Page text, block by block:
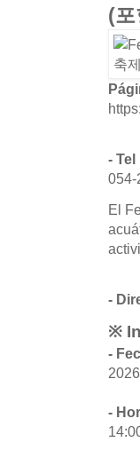
(
- Tel
054-
El
-
※
-
-